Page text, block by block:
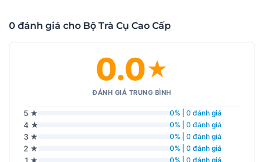
0 đánh giá cho Bộ Trà Cụ Cao Cấp
0.0★
ĐÁNH GIÁ TRUNG BÌNH
5 ★ 0% | 0 đánh giá
4 ★ 0% | 0 đánh giá
3 ★ 0% | 0 đánh giá
2 ★ 0% | 0 đánh giá
0% | 0 đánh giá